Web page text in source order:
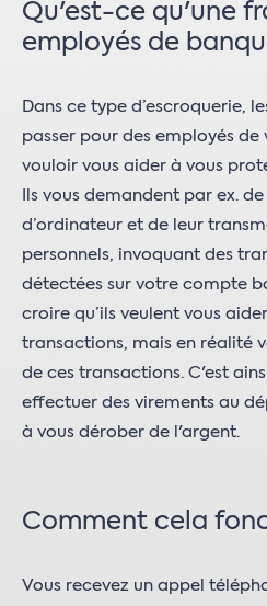
Qu'est-ce qu'une
employés de
Dans ce type d’escroquerie,
passer pour des employés
vouloir vous aider à vous
Ils vous demandent par ex.
d’ordinateur et de leur
personnels, invoquant des
détectées sur votre compte
croire qu’ils veulent vous
transactions, mais en réalité
de ces transactions. C'est
effectuer des virements au
à vous dérober de l'argent.
Comment cela
Vous recevez un appel